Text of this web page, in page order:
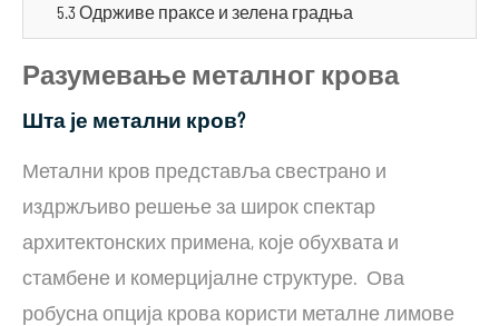
5.3 Одрживе праксе и зелена градња
Разумевање металног крова
Шта је метални кров?
Метални кров представља свестрано и
издржљиво решење за широк спектар
архитектонских примена, које обухвата и
стамбене и комерцијалне структуре. Ова
робусна опција крова користи металне лимове